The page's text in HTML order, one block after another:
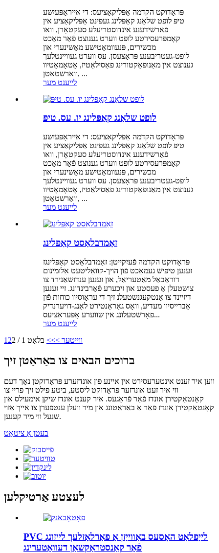
פּראָדוקט הקדמה אַפּליקאַציעס: די אייראָפּעיִשע
טיפּ לופט שלאַנג קאַפּלינג געפינט אַפּליקאַציע אין
פֿאַרשידענע אינדוסטריעלע סעקטאָרן, וואו
קאָמפּרעסירטע לופט ווערט גענוצט פֿאַר מאַכט
מכשירים, פּנעוומאַטישע מאַשינערי און
לופט-געטריבענע פּראָצעסן. עס ווערט געוויינטלעך
גענוצט אין מאַנופאַקטורינג פאַסילאַטיז, אָטאָמאָטיוו
וואַרשטאַטן, ...
לייענט מער
לופט שלאַנג קאַפּלינג יו. עס. טיפּ
פּראָדוקט הקדמה אַפּליקאַציעס: די אייראָפּעיִשע
טיפּ לופט שלאַנג קאַפּלינג געפינט אַפּליקאַציע אין
פֿאַרשידענע אינדוסטריעלע סעקטאָרן, וואו
קאָמפּרעסירטע לופט ווערט גענוצט פֿאַר מאַכט
מכשירים, פּנעוומאַטישע מאַשינערי און
לופט-געטריבענע פּראָצעסן. עס ווערט געוויינטלעך
גענוצט אין מאַנופאַקטורינג פאַסילאַטיז, אָטאָמאָטיוו
וואַרשטאַטן, ...
לייענט מער
זאַמדבלאַסט קאַפּלינג
פּראָדוקט הקדמה פֿעיִקייטן: זאַמדבלאַסט קאַפּלינגז
זענען טיפּיש געמאַכט פֿון הויך-קוואַליטעט אַלומינום
דוראַבאַל מאַטעריאַל, און זענען ענדזשאַנירד צו
צושטעלן אַ פעסטע און זיכערע פֿאַרבינדונג. זיי זענען
דיזיינד צו אַנטקעגנשטעלנ זיך די עראָוסיוו כוחות פֿון
אַברייסיוו מעדיע, וואָס גאַראַנטירט לאַנג-דויערנדיק
פאָרשטעלונג אין שווערע אָפּעראַציעס...
לייענט מער
1 2 ווייטער >>> בלאַט 1 / 2
ברוכים הבאים צו באַראַטן זיך
ווען איר זענט אינטערעסירט אין איינע פון ​​אונדזערע פּראָדוקטן נאָך דעם
ווי איר זעט אונדזער פּראָדוקט ליסטע, ביטע פילט זיך פריי צו
קאָנטאַקטירן אונדז פֿאַר פֿראַגעס. איר קענט אונדז שיקן אימעילס און
קאָנטאַקטירן אונדז פֿאַר אַ באַראַטונג און מיר וועלן ענטפֿערן צו אײַך אַזוי
שנעל ווי מיר קענען.
בעטן אַ ציטאַט
לעצטע אַרטיקלען
PVC לייַפלאַט האָסעס באַווייַזן אַ פאַרלאָזלעך לייזונג
פֿאַר קאַנסטראַקשאַן דעוואַטערינג